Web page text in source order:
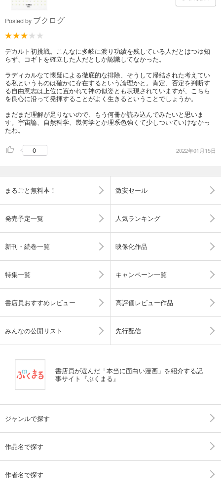
Posted by ブクログ
デカルト初挑戦。こんなに多岐に渡り功績を残している人だとはつゆ知
らず、コギトを確立した人だとしか認識してなかった。
ラディカルなて懐疑による徹底的な排除、そうして帰結された考えてい
る私というものは確かに存在するという論理かと。肯定、否定を判断す
る自由意志は上位に置かれて神の似姿とも表現されていますが、こちら
を良心に沿って発揮することがよく生きるということでしょうか。
まだまだ理解が足りないので、もう何冊か読み込んでみたいと思いま
す。宇宙論、自然科学、幾何学とか理系色強くて少しついていけなかっ
たわ。
0 2022年01月15日
まるごと無料本！ 激安セール
発売予定一覧 人気ランキング
新刊・続巻一覧 映像化作品
特集一覧 キャンペーン一覧
書店員おすすめレビュー 高評価レビュー作品
みんなの公開リスト 先行配信
書店員が選んだ「本当に面白い漫画」を紹介する記
事サイト『ぶくまる』
ジャンルで探す
作品名で探す
作者名で探す